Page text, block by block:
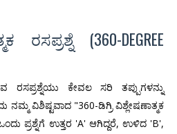
ರಸಪ್ರಶ್ನೆ (360-DEGREE
ರಸಪ್ರಶ್ನೆಯು ಕೇವಲ ಸರಿ ತಪ್ಪುಗಳನ್ನು
ನಮ್ಮ ವಿಶಿಷ್ಟವಾದ "360-ಡಿಗ್ರಿ ವಿಶ್ಲೇಷಣಾತ್ಮಕ
ಪ್ರಶ್ನೆಗೆ ಉತ್ತರ 'A' ಆಗಿದ್ದರೆ, ಉಳಿದ 'B',